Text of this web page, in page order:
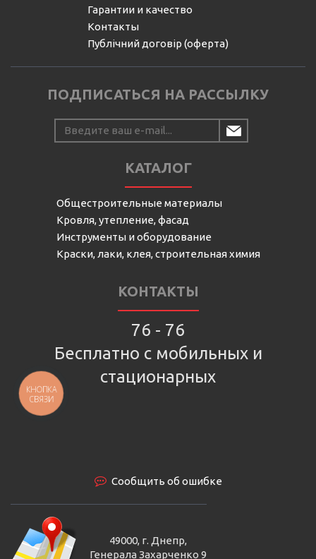
Гарантии и качество
Контакты
Публічний договір (оферта)
ПОДПИСАТЬСЯ НА РАССЫЛКУ
КАТАЛОГ
Общестроительные материалы
Кровля, утепление, фасад
Инструменты и оборудование
Краски, лаки, клея, строительная химия
КОНТАКТЫ
76 - 76
Бесплатно с мобильных и
стационарных
Сообщить об ошибке
49000, г. Днепр,
Генерала Захарченко 9
КНОПКА
СВЯЗИ